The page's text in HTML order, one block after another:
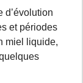
d’évolution
et périodes
miel liquide,